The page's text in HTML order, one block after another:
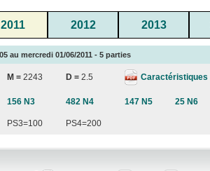
2011 2012 2013
au mercredi 01/06/2011 - 5 parties
M = 2243 D = 2.5 Caractéristiques
156 N3 482 N4 147 N5 25 N6
PS3=100 PS4=200